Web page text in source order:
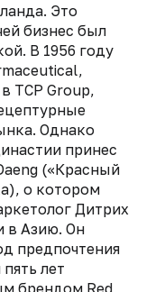
Это
бизнес был
В 1956 году
TCP Group,
Однако
принес
(«Красный
о котором
Дитрих
в Азию. Он
предпочтения
лет
брендом Red